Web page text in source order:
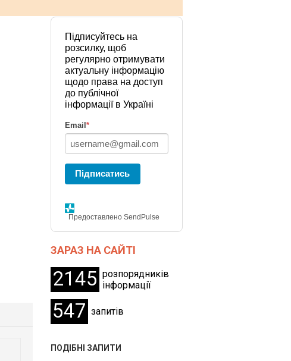
Підписуйтесь на
розсилку, щоб
регулярно отримувати
актуальну інформацію
щодо права на доступ
до публічної
інформації в Україні
Email *
Підписатись
Предоставлено SendPulse
ЗАРАЗ НА САЙТІ
2145 розпорядників
інформації
547 запитів
ПОДІБНІ ЗАПИТИ